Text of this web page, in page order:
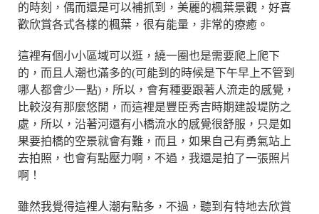
的時刻，偶而還是可以補抓到，美麗的楓葉景觀，好喜
歡欣賞各式各樣的楓葉，很有能量，非常的療癒。
這裡有個小小區域可以逛，繞一圈也是需要爬上爬下
的，而且人潮也滿多的(可能到的時候是下午早上不管到
哪人都會少一點)，所以，會有種要跟著人流走的感覺，
比較沒有那麼悠閒，而這裡是豐臣秀吉時期建設堤防之
處，所以，沿著河還有小橋流水的感覺很舒服，只是如
果要拍橋的空景就會有難，而且，如果自己有勇氣站上
去拍照，也會有點壓力啊，不過，我還是拍了一張照片
啊！
雖然我覺得這裡人潮有點多，不過，聽到有特地去欣賞